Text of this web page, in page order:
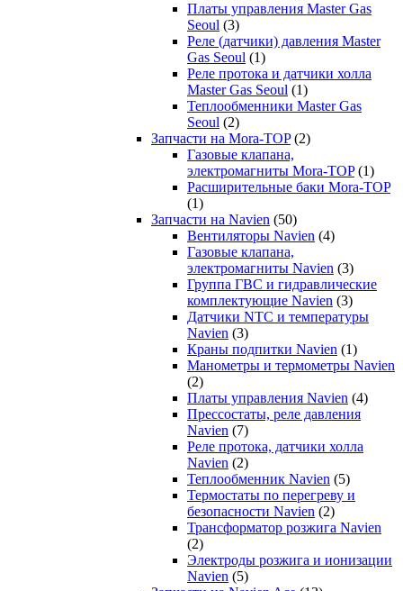
Платы управления Master Gas
Seoul (3)
Реле (датчики) давления Master
Gas Seoul (1)
Реле протока и датчики холла
Master Gas Seoul (1)
Теплообменники Master Gas
Seoul (2)
Запчасти на Mora-TOP (2)
Газовые клапана,
электромагниты Mora-TOP (1)
Расширительные баки Mora-TOP
(1)
Запчасти на Navien (50)
Вентиляторы Navien (4)
Газовые клапана,
электромагниты Navien (3)
Группа ГВС и гидравлические
комплектующие Navien (3)
Датчики NTC и температуры
Navien (3)
Краны подпитки Navien (1)
Манометры и термометры Navien
(2)
Платы управления Navien (4)
Прессостаты, реле давления
Navien (7)
Реле протока, датчики холла
Navien (2)
Теплообменник Navien (5)
Термостаты по перегреву и
безопасности Navien (2)
Трансформатор розжига Navien
(2)
Электроды розжига и ионизации
Navien (5)